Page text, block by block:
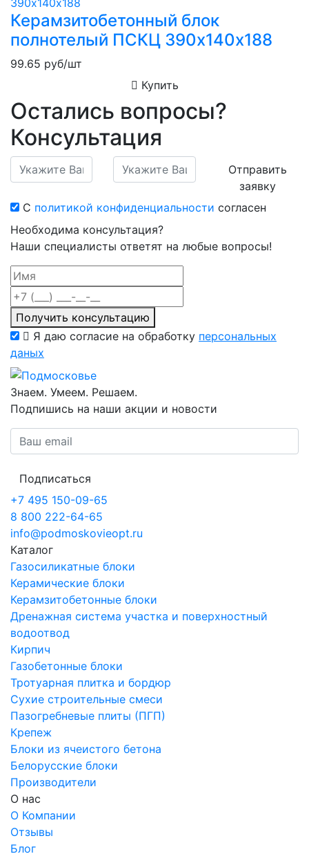
Керамзитобетонный блок
полнотелый ПСКЦ 390х140х188
99.65 руб/шт
Купить
Остались вопросы?
Консультация
Отправить
заявку
С политикой конфиденциальности согласен
Необходима консультация?
Наши специалисты ответят на любые вопросы!
Получить консультацию
Я даю согласие на обработку персональных
даных
Знаем. Умеем. Решаем.
Подпишись на наши акции и новости
Подписаться
+7 495 150-09-65
8 800 222-64-65
info@podmoskovieopt.ru
Каталог
Газосиликатные блоки
Керамические блоки
Керамзитобетонные блоки
Дренажная система участка и поверхностный
водоотвод
Кирпич
Газобетонные блоки
Тротуарная плитка и бордюр
Сухие строительные смеси
Пазогребневые плиты (ПГП)
Крепеж
Блоки из ячеистого бетона
Белорусские блоки
Производители
О нас
О Компании
Отзывы
Блог